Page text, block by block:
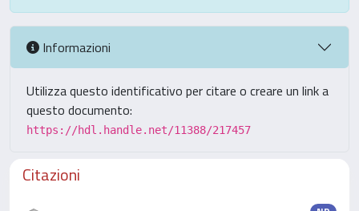
Informazioni
Utilizza questo identificativo per citare o creare un link a
questo documento:
https://hdl.handle.net/11388/217457
Citazioni